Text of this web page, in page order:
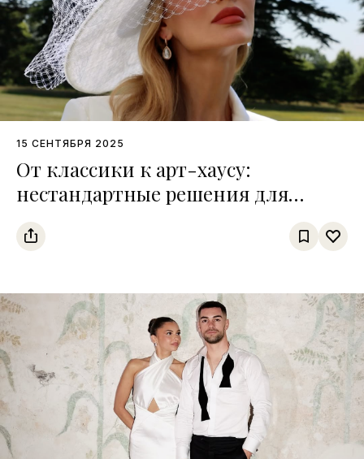
15 СЕНТЯБРЯ 2025
От классики к арт-хаусу:
нестандартные решения для
ярких свадебных образов